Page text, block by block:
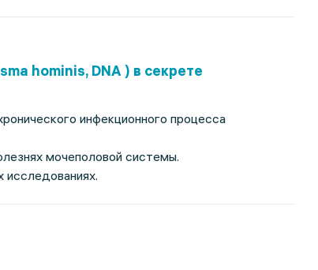
hominis, DNA ) в секрете
инфекционного процесса
мочеполовой системы.
исследованиях.